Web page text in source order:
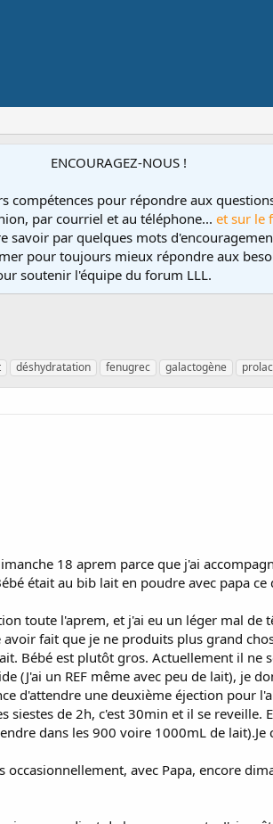
ENCOURAGEZ-NOUS !
compétences pour répondre aux
par courriel et au téléphone... et sur le
savoir par quelques mots
pour toujours mieux répondre aux
soutenir l'équipe du forum LLL.
déshydratation fenugrec galactogène
18 aprem parce que j'ai
était au bib lait en poudre avec papa
toute l'aprem, et j'ai eu un léger mal de
fait que je ne produits plus grand
Bébé est plutôt gros. Actuellement il ne
(J'ai un REF même avec peu de lait), je
d'attendre une deuxième éjection pour
siestes de 2h, c'est 30min et il se
dans les 900 voire 1000mL de
avec Papa, encore